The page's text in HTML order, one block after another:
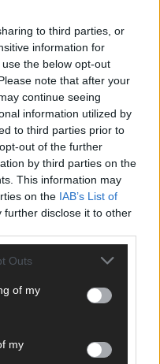
to third parties, or
information for
the below opt-out
note that after your
continue seeing
information utilized by
to third parties prior to
out of the further
by third parties on the
This information may
on the IAB’s List of
further disclose it to other
Outs
of my
my